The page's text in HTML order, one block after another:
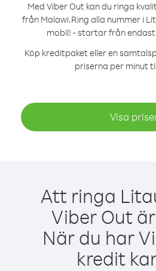
Med Viber Out kan du ringa
från Malawi.Ring alla nummer i
mobil! - startar från endast
Köp kreditpaket eller en
priserna per minut
Visa
Att ringa
Viber Out
När du har
kredit